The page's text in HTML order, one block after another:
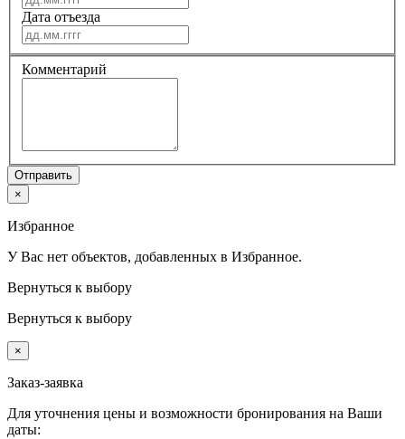
Дата отъезда
Комментарий
Отправить
×
Избранное
У Вас нет объектов, добавленных в Избранное.
Вернуться к выбору
Вернуться к выбору
×
Заказ-заявка
Для уточнения цены и возможности бронирования на Ваши
даты: